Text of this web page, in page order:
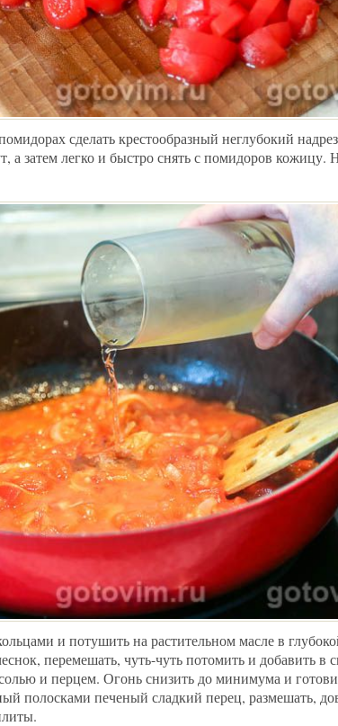
сделать крестообразный неглубокий
а затем легко и быстро снять с помидоров кожицу.
и потушить на растительном масле в
перемешать, чуть-чуть потомить и добавить в
и перцем. Огонь снизить до минимума и
полосками печеный сладкий перец, размешать,